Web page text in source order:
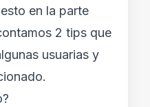
en la parte
2 tips que
usuarias y